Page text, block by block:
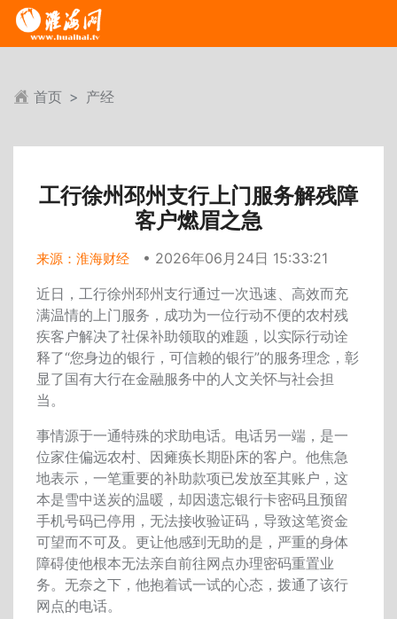
首页 产经
工行徐州邳州支行上门服务解残障
客户燃眉之急
来源：淮海财经
• 2026年06月24日 15:33:21
近日，工行徐州邳州支行通过一次迅速、高效而充
满温情的上门服务，成功为一位行动不便的农村残
疾客户解决了社保补助领取的难题，以实际行动诠
释了“您身边的银行，可信赖的银行”的服务理念，彰
显了国有大行在金融服务中的人文关怀与社会担
当。
事情源于一通特殊的求助电话。电话另一端，是一
位家住偏远农村、因瘫痪长期卧床的客户。他焦急
地表示，一笔重要的补助款项已发放至其账户，这
本是雪中送炭的温暖，却因遗忘银行卡密码且预留
手机号码已停用，无法接收验证码，导致这笔资金
可望而不可及。更让他感到无助的是，严重的身体
障碍使他根本无法亲自前往网点办理密码重置业
务。无奈之下，他抱着试一试的心态，拨通了该行
网点的电话。